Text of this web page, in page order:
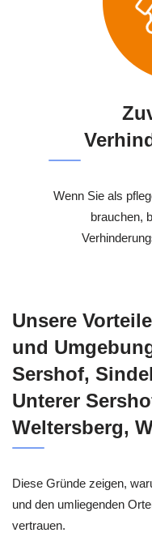
Wenn Sie als
brauchen,
Unsere
und
Sershof,
Unterer
Weltersberg,
Diese Gründe zeigen,
und den umliegenden
vertrauen.